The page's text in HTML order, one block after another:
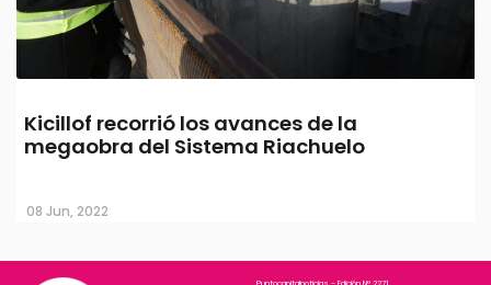
Kicillof recorrió los avances de la
megaobra del Sistema Riachuelo
08 Jun, 2022